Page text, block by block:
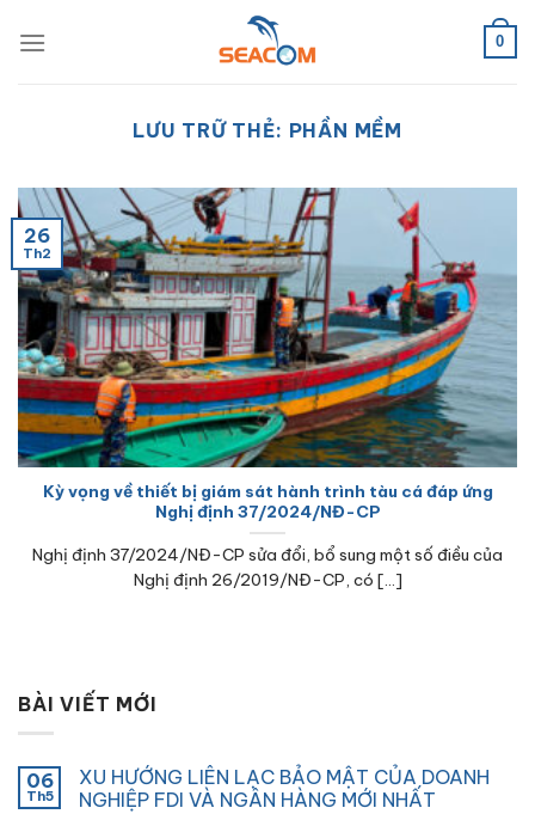
qua
0
LƯU TRỮ THẺ: PHẦN MỀM
Kỳ vọng về thiết bị giám sát hành trình tàu cá đáp ứng
Nghị định 37/2024/NĐ-CP
Nghị định 37/2024/NĐ-CP sửa đổi, bổ sung một số điều của
Nghị định 26/2019/NĐ-CP, có [...]
26
Th2
BÀI VIẾT MỚI
06
Th5
XU HƯỚNG LIÊN LẠC BẢO MẬT CỦA DOANH
NGHIỆP FDI VÀ NGÂN HÀNG MỚI NHẤT